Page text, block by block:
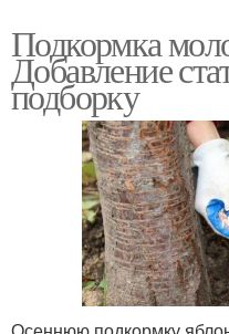
Подкормка
Добавление
подборку